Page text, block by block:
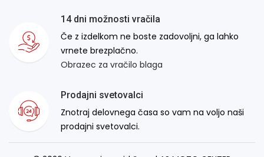
14 dni možnosti vračila
Če z izdelkom ne boste zadovoljni, ga lahko
vrnete brezplačno.
Obrazec za vračilo blaga
Prodajni svetovalci
Znotraj delovnega časa so vam na voljo naši
prodajni svetovalci.